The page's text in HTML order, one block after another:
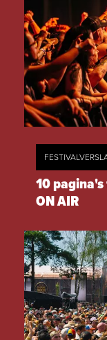
10
ON AIR